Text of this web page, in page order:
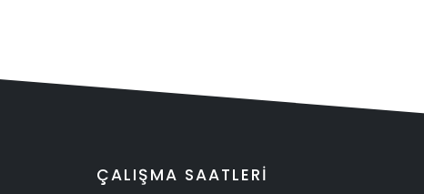
ÇALIŞMA SAATLERİ